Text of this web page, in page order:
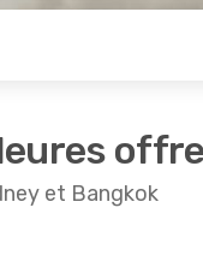
et Bangkok